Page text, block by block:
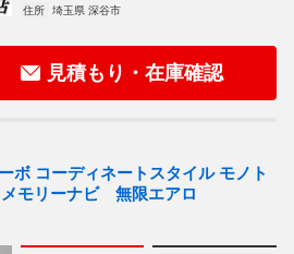
住所
埼玉県 深谷市
見積もり・在庫確認
ボ コーディネートスタイル モノト
モリーナビ 無限エアロ